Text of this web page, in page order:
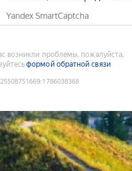
Yandex SmartCaptcha
возникли проблемы, пожалуйста,
формой обратной связи
:1786038368